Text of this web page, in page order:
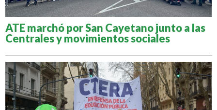
ATE marchó por San Cayetano junto a las
Centrales y movimientos sociales